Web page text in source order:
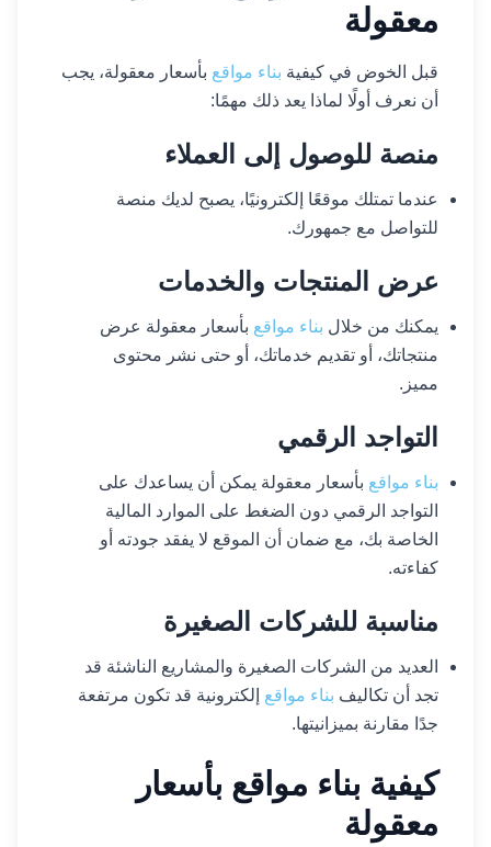
معقولة
قبل الخوض في كيفية بناء مواقع بأسعار معقولة، يجب
أن نعرف أولًا لماذا يعد ذلك مهمًا:
منصة للوصول إلى العملاء
عندما تمتلك موقعًا إلكترونيًا، يصبح لديك منصة
للتواصل مع جمهورك.
عرض المنتجات والخدمات
يمكنك من خلال بناء مواقع بأسعار معقولة عرض
منتجاتك، أو تقديم خدماتك، أو حتى نشر محتوى
مميز.
التواجد الرقمي
بناء مواقع بأسعار معقولة يمكن أن يساعدك على
التواجد الرقمي دون الضغط على الموارد المالية
الخاصة بك، مع ضمان أن الموقع لا يفقد جودته أو
كفاءته.
مناسبة للشركات الصغيرة
العديد من الشركات الصغيرة والمشاريع الناشئة قد
تجد أن تكاليف بناء مواقع إلكترونية قد تكون مرتفعة
جدًا مقارنة بميزانيتها.
كيفية بناء مواقع بأسعار
معقولة